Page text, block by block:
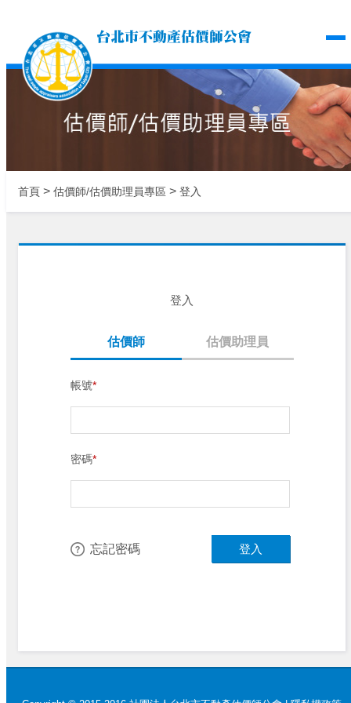
台北市不動產估價師公
首頁 > 估價師/估價助理員專區 > 登入
登入
估價師 估價助理員
帳號*
密碼*
忘記密碼 登入